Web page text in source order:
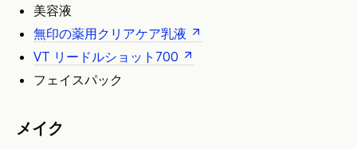
美容液
無印の薬用クリアケア乳液
VT リードルショット700
フェイスパック
メイク